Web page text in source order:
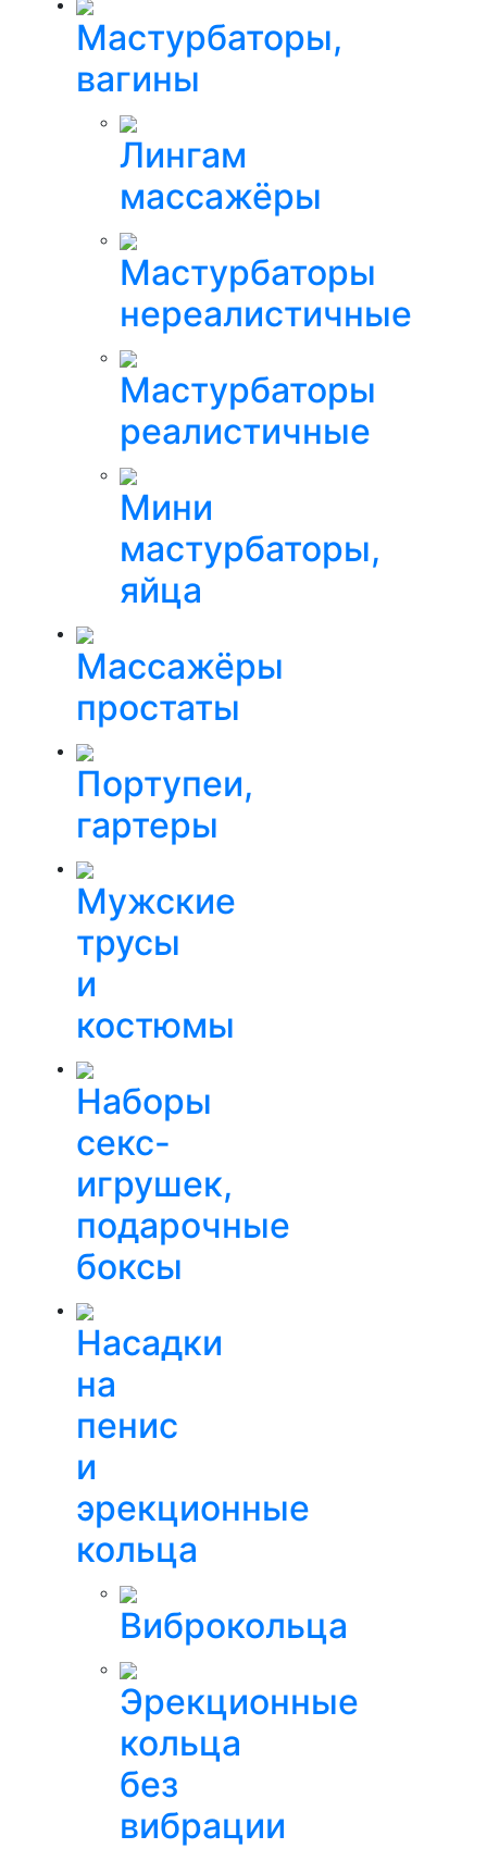
Мастурбаторы,
вагины
Лингам
массажёры
Мастурбаторы
нереалистичные
Мастурбаторы
реалистичные
Мини
мастурбаторы,
яйца
Массажёры
простаты
Портупеи,
гартеры
Мужские
трусы
и
костюмы
Наборы
секс-
игрушек,
подарочные
боксы
Насадки
на
пенис
и
эрекционные
кольца
Виброкольца
Эрекционные
кольца
без
вибрации